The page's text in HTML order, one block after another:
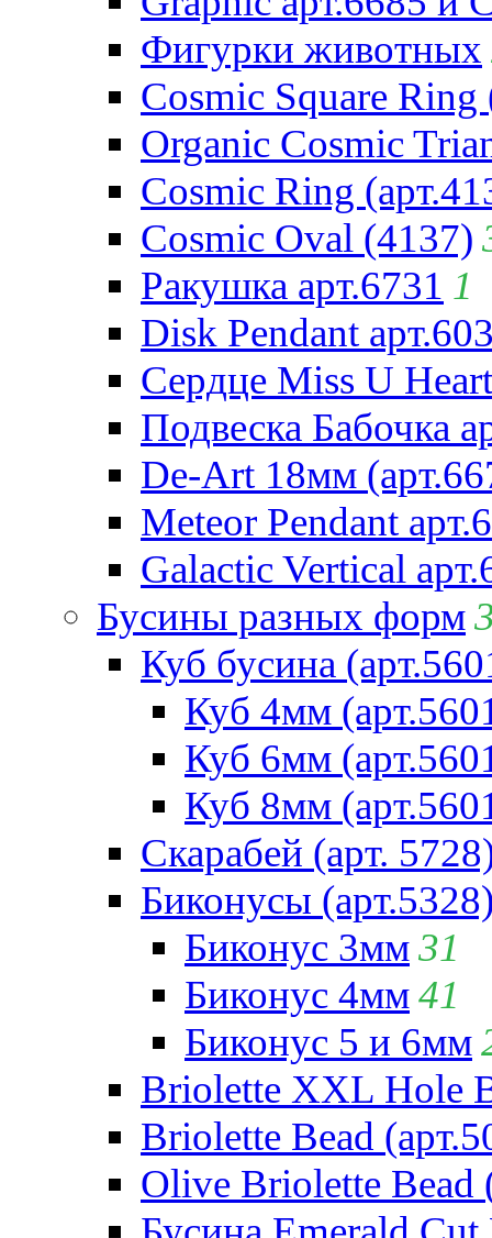
Фигурки животных
Cosmic Square Ring
Organic Cosmic
Cosmic Ring
Cosmic Oval (4137)
Ракушка арт.6731 1
Disk Pendant
Сердце Miss U
Подвеска Бабочка
De-Art 18мм
Meteor Pendant
Galactic Vertical
Бусины разных форм
Куб бусина
Куб 4мм
Куб 6мм
Куб 8мм
Скарабей (арт.
Биконусы
Биконус 3мм31
Биконус 4мм41
Биконус 5 и 6мм
Briolette XXL Hole
Briolette Bead
Olive Briolette Bead